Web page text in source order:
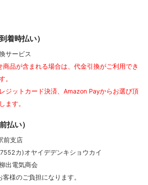
着時払い）
サービス
品が含まれる場合は、代金引換がご利用でき
。
ジットカード決済、Amazon Payからお選び頂
ます。
払い）
前支店
カ)オヤイデデンキショウカイ
出電気商会
様のご負担になります。